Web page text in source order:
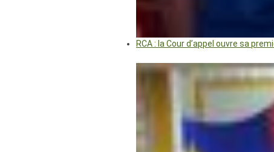
RCA : la Cour d’appel ouvre sa